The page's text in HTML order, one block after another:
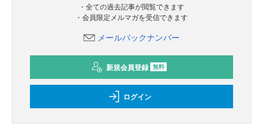
・全ての過去記事が閲覧できます
・会員限定メルマガを受信できます
メールバックナンバー
新規会員登録 無料
ログイン